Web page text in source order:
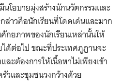
นโยบายมุ่งสร้างนักนวัตกรรมและ
ล่าวคือนักเรียนที่โดดเด่นและมาก
กยภาพของนักเรียนเหล่านั้นให้
ได้ต่อไป ขณะที่ประเทศภูฏานจะ
ต้องการให้เนื้อหาไม่เพียงเข้า
วและชุมชนวงกว้างด้วย